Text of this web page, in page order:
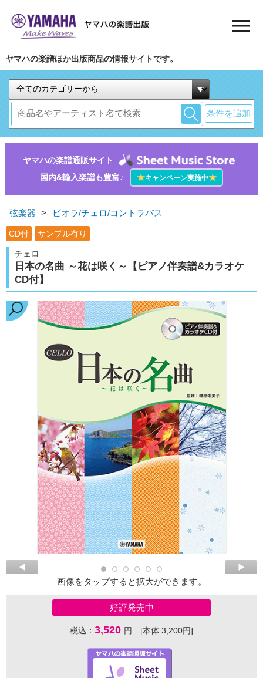
ヤマハの楽譜ほか出版商品の情報サイトです。
条件を追加
ヤマハの楽譜通販サイト
国内&輸入楽譜も豊富♪
★キャンペーン実施中★
弦楽器 > ビオラ/チェロ/コントラバス
CD付 サンプル有り
チェロ
日本の名曲 ～花は咲く～【ピアノ伴奏譜&カラオケ
CD付】
画像をタップすると拡大ができます。
好評発売中
税込： 3,520 円 [本体 3,200円]